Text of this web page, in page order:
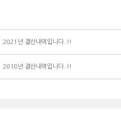
2021년 결산내역입니다..!!
2018년 결산내역입니다..!!